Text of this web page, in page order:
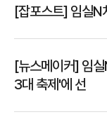
[잡포스트] 임실N
[뉴스메이커] 임
3대 축제'에 선